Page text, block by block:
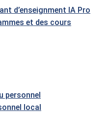
d’enseignment IA Pro
et des cours
personnel
local